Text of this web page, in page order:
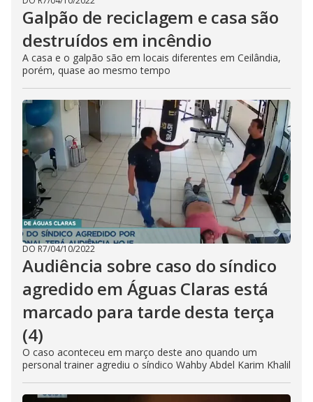
Galpão de reciclagem e casa são
destruídos em incêndio
A casa e o galpão são em locais diferentes em Ceilândia,
porém, quase ao mesmo tempo
DO R7/04/10/2022
Audiência sobre caso do síndico
agredido em Águas Claras está
marcado para tarde desta terça
(4)
O caso aconteceu em março deste ano quando um
personal trainer agrediu o síndico Wahby Abdel Karim Khalil